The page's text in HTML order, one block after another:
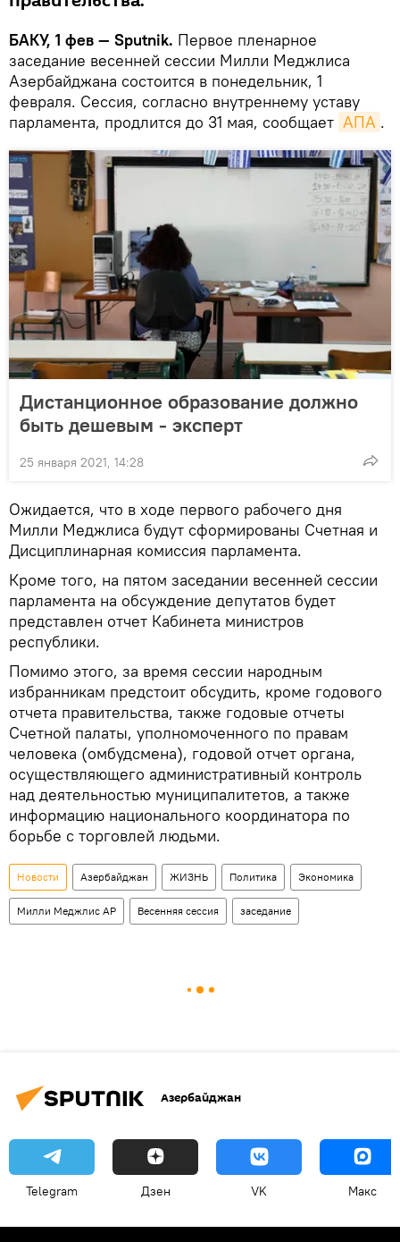
БАКУ, 1 фев — Sputnik. Первое пленарное
заседание весенней сессии Милли Меджлиса
Азербайджана состоится в понедельник, 1
февраля. Сессия, согласно внутреннему уставу
парламента, продлится до 31 мая, сообщает АПА .
Дистанционное образование должно
быть дешевым - эксперт
25 января 2021, 14:28
Ожидается, что в ходе первого рабочего дня
Милли Меджлиса будут сформированы Счетная и
Дисциплинарная комиссия парламента.
Кроме того, на пятом заседании весенней сессии
парламента на обсуждение депутатов будет
представлен отчет Кабинета министров
республики.
Помимо этого, за время сессии народным
избранникам предстоит обсудить, кроме годового
отчета правительства, также годовые отчеты
Счетной палаты, уполномоченного по правам
человека (омбудсмена), годовой отчет органа,
осуществляющего административный контроль
над деятельностью муниципалитетов, а также
информацию национального координатора по
борьбе с торговлей людьми.
Новости Азербайджан ЖИЗНЬ Политика Экономика
Милли Меджлис АР Весенняя сессия заседание
Азербайджан
Telegram Дзен VK Макс